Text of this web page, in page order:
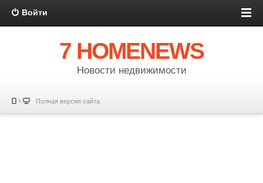
Войти
7 HOMENEWS
Новости недвижимости
Полная версия сайта